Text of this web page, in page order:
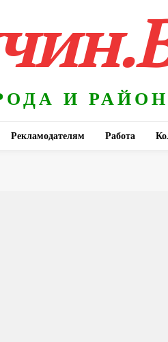
И
Рекламодателям Работа